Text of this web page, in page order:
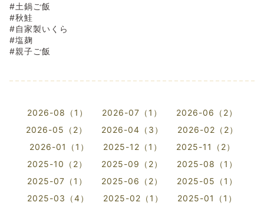
#土鍋ご飯
#秋鮭
#自家製いくら
#塩麹
#親子ご飯
2026-08（1） 2026-07（1）
2026-06（2）
2026-05（2）
2026-04（3）
2026-02（2）
2026-01（1）
2025-12（1）
2025-11（2）
2025-10（2）
2025-09（2）
2025-08（1）
2025-07（1）
2025-06（2）
2025-05（1）
2025-03（4）
2025-02（1）
2025-01（1）